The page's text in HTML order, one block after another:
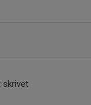
skrivet